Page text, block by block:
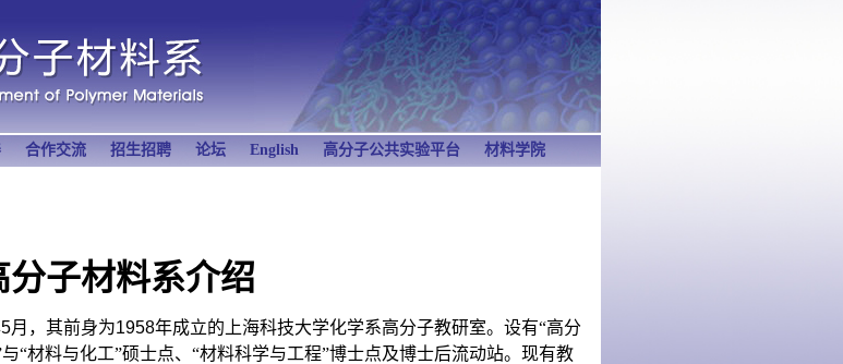
合作交流 招生招聘 论坛 English 高分子公共实验平台 材料学院
分子材料系介绍
5月，其前身为1958年成立的上海科技大学化学系高分子教研室。设有“高分
“材料与化工”硕士点、“材料科学与工程”博士点及博士后流动站。现有教